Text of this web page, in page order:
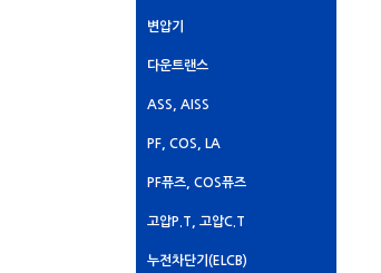
변압기
다운트랜스
ASS, AISS
PF, COS, LA
PF퓨즈, COS퓨즈
고압P.T, 고압C.T
누전차단기(ELCB)